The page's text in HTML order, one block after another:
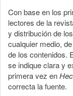
Con base en los
lectores de la
y distribución de
cualquier medio,
de los contenidos.
se indique clara y
primera vez en
correcta la fuente.